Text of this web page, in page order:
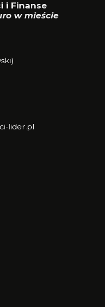
i Finanse
w mieście
lider.pl